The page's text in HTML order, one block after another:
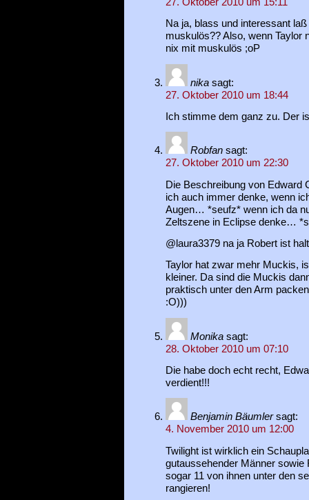
Na ja, blass und interessant
muskulös?? Also, wenn Taylor
nix mit muskulös ;oP
nika sagt:
27. Oktober 2010 um 18:44
Ich stimme dem ganz zu. Der
Robfan sagt:
27. Oktober 2010 um 22:30
Die Beschreibung von Edward
ich auch immer denke, wenn
Augen… *seufz* wenn ich da
Zeltszene in Eclipse denke…
@laura3379 na ja Robert ist
Taylor hat zwar mehr Muckis,
kleiner. Da sind die Muckis
praktisch unter den Arm
:O)))
Monika sagt:
28. Oktober 2010 um 07:10
Die habe doch echt recht,
verdient!!!
Benjamin Bäumler sagt:
4. November 2010 um 12:00
Twilight ist wirklich ein
gutaussehender Männer sowie
sogar 11 von ihnen unter den
rangieren!